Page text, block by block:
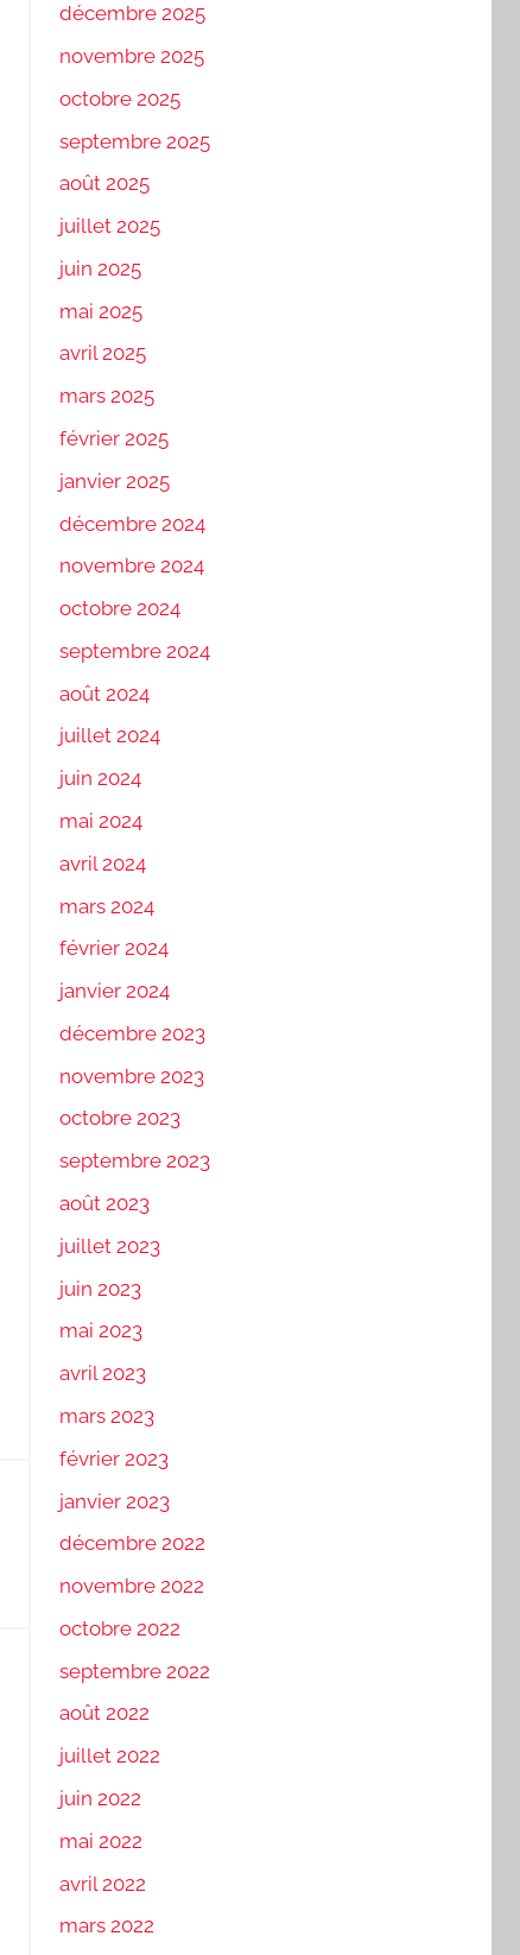
décembre 2025
novembre 2025
octobre 2025
septembre 2025
août 2025
juillet 2025
juin 2025
mai 2025
avril 2025
mars 2025
février 2025
janvier 2025
décembre 2024
novembre 2024
octobre 2024
septembre 2024
août 2024
juillet 2024
juin 2024
mai 2024
avril 2024
mars 2024
février 2024
janvier 2024
décembre 2023
novembre 2023
octobre 2023
septembre 2023
août 2023
juillet 2023
juin 2023
mai 2023
avril 2023
mars 2023
février 2023
janvier 2023
décembre 2022
novembre 2022
octobre 2022
septembre 2022
août 2022
juillet 2022
juin 2022
mai 2022
avril 2022
mars 2022